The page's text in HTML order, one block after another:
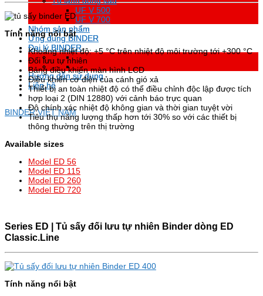
UF V 500
UF V 700
Nhóm sản phẩm
Ứng dụng BINDER
Đại lý BINDER
Hướng dẫn sử dụng
Liên hệ
BINDER VIỆT NAM
UF V 500
UF V 700
Nhóm sản phẩm
Ứng dụng BINDER
Đại lý BINDER
Hướng dẫn sử dụng
Liên hệ
Tính năng nổi bật
Khoảng nhiệt độ: +5 °C trên nhiệt độ môi trường tới +300 °C
Đối lưu tự nhiên
Bảng điều khiển màn hình LCD
Điều khiển cơ điện của cánh gió xả
Thiết bị an toàn nhiệt độ có thể điều chỉnh độc lập được tích
hợp loại 2 (DIN 12880) với cảnh báo trực quan
Độ chính xác nhiệt độ không gian và thời gian tuyệt vời
Tiêu thụ năng lượng thấp hơn tới 30% so với các thiết bị
thông thường trên thị trường
Available sizes
Model ED 56
Model ED 115
Model ED 260
Model ED 720
Series ED | Tủ sấy đối lưu tự nhiên Binder dòng ED
Classic.Line
Tính năng nổi bật